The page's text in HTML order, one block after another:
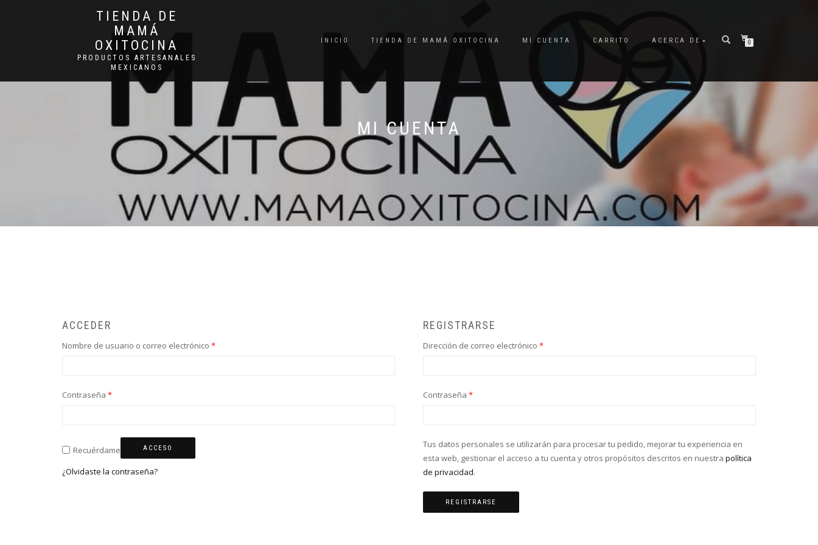
TIENDA DE
MAMÁ
OXITOCINA
PRODUCTOS ARTESANALES
MEXICANOS
INICIO TIENDA DE MAMÁ OXITOCINA MI CUENTA CARRITO ACERCA DE 0
MI CUENTA
ACCEDER
Nombre de usuario o correo electrónico *
Contraseña *
Recuérdame ACCESO
¿Olvidaste la contraseña?
REGISTRARSE
Dirección de correo electrónico *
Contraseña *
Tus datos personales se utilizarán para procesar tu pedido, mejorar tu experiencia en
esta web, gestionar el acceso a tu cuenta y otros propósitos descritos en nuestra política
de privacidad.
REGISTRARSE